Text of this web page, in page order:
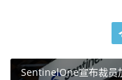
SentinelOne宣布裁员